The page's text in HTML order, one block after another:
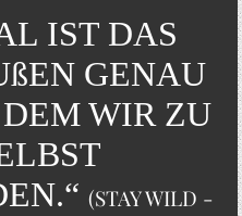
IST DAS
GENAU
WIR ZU
(STAY WILD -